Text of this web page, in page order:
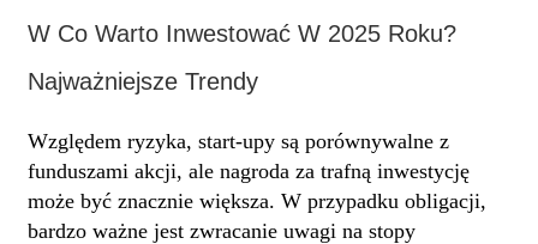
W Co Warto Inwestować W 2025 Roku?
Najważniejsze Trendy
Względem ryzyka, start-upy są porównywalne z
funduszami akcji, ale nagroda za trafną inwestycję
może być znacznie większa. W przypadku obligacji,
bardzo ważne jest zwracanie uwagi na stopy